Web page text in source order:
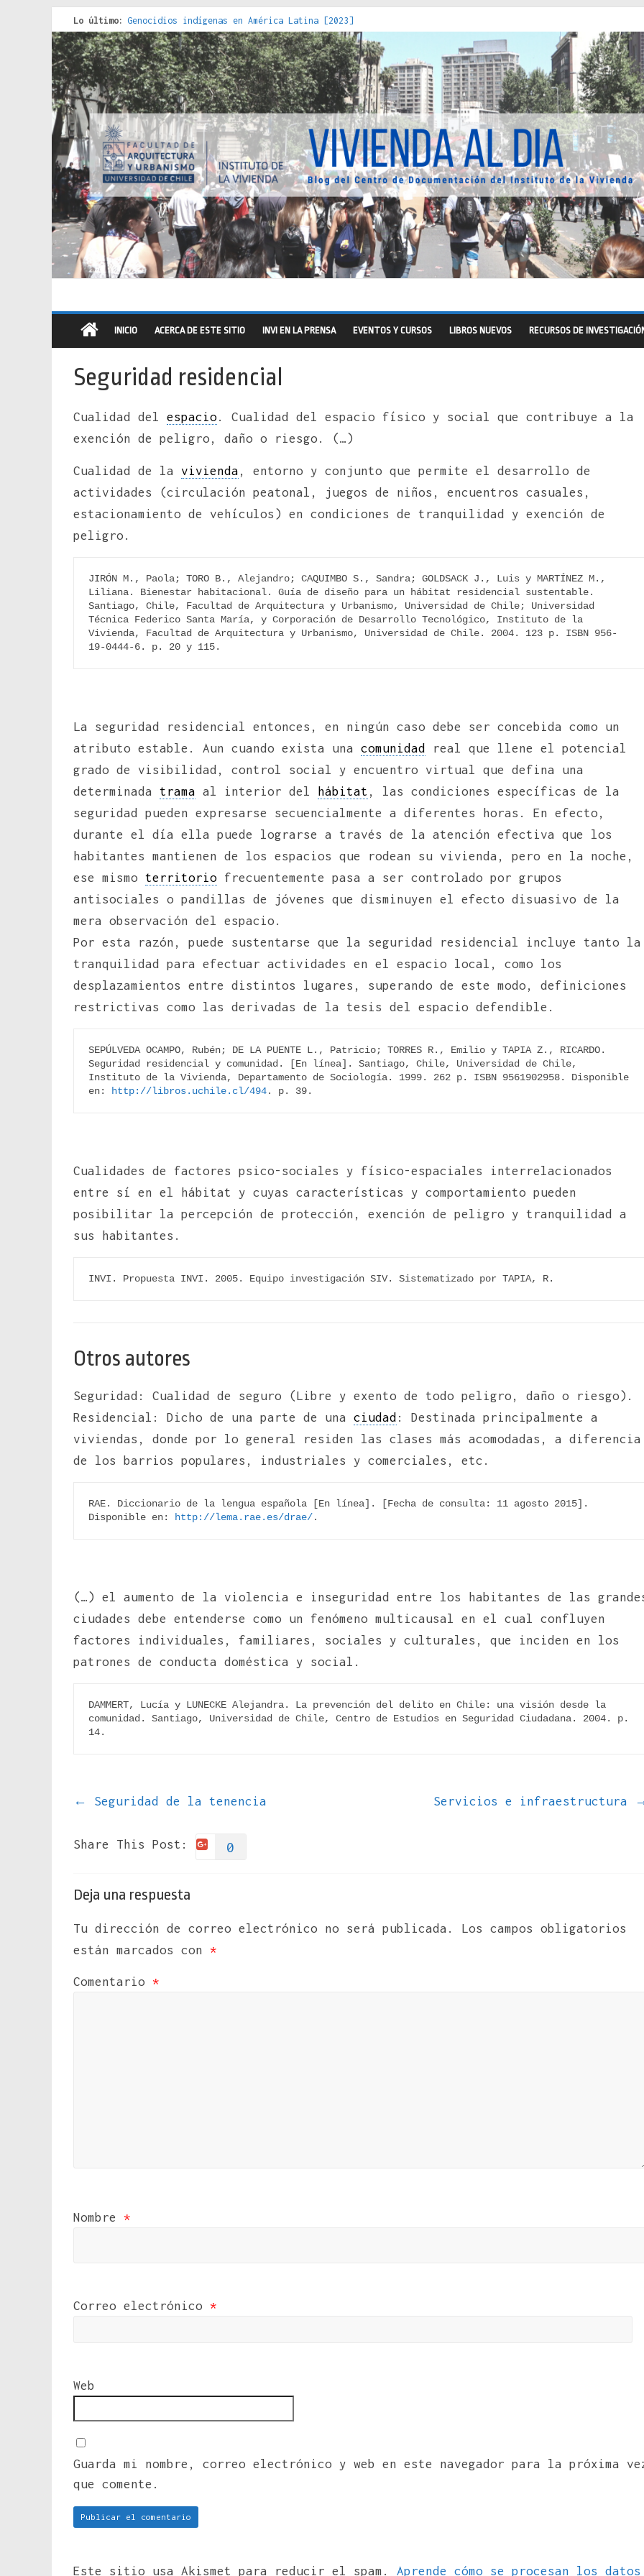
Lo último: Genocidios indígenas en América Latina [2023]
Estudios sobre la espacialización de los Estados : políticas, prácticas y representaciones [2022]
Donde el pedernal choca con el acero : hacia una teoría crítica de las fronteras latinoamericanas
Criterios técnicos para una vivienda adecuada [2019]
Red de consultorios de la Caja del Seguro Obrero en Santiago : un patrimonio emblemático [2014]
INICIO ACERCA DE ESTE SITIO INVI EN LA PRENSA EVENTOS Y CURSOS LIBROS NUEVOS RECURSOS DE
Seguridad residencial
Cualidad del espacio. Cualidad del espacio físico y social que contribuye a la
exención de peligro, daño o riesgo. (…)
Cualidad de la vivienda , entorno y conjunto que permite el desarrollo de
actividades (circulación peatonal, juegos de niños, encuentros casuales,
estacionamiento de vehículos) en condiciones de tranquilidad y exención de
peligro.
JIRÓN M., Paola; TORO B., Alejandro; CAQUIMBO S., Sandra; GOLDSACK J., Luis y MARTÍNEZ M.,
Liliana. Bienestar habitacional. Guía de diseño para un hábitat residencial sustentable.
Santiago, Chile, Facultad de Arquitectura y Urbanismo, Universidad de Chile; Universidad
Técnica Federico Santa María, y Corporación de Desarrollo Tecnológico, Instituto de la
Vivienda, Facultad de Arquitectura y Urbanismo, Universidad de Chile. 2004. 123 p. ISBN 956-
19-0444-6. p. 20 y 115.
La seguridad residencial entonces, en ningún caso debe ser concebida como un
atributo estable. Aun cuando exista una comunidad real que llene el potencial
grado de visibilidad, control social y encuentro virtual que defina una
determinada trama al interior del hábitat , las condiciones específicas de la
seguridad pueden expresarse secuencialmente a diferentes horas. En efecto,
durante el día ella puede lograrse a través de la atención efectiva que los
habitantes mantienen de los espacios que rodean su vivienda, pero en la noche,
ese mismo territorio frecuentemente pasa a ser controlado por grupos
antisociales o pandillas de jóvenes que disminuyen el efecto disuasivo de la
mera observación del espacio.
Por esta razón, puede sustentarse que la seguridad residencial incluye tanto la
tranquilidad para efectuar actividades en el espacio local, como los
desplazamientos entre distintos lugares, superando de este modo, definiciones
restrictivas como las derivadas de la tesis del espacio defendible.
SEPÚLVEDA OCAMPO, Rubén; DE LA PUENTE L., Patricio; TORRES R., Emilio y TAPIA Z., RICARDO.
Seguridad residencial y comunidad. [En línea]. Santiago, Chile, Universidad de Chile,
Instituto de la Vivienda, Departamento de Sociología. 1999. 262 p. ISBN 9561902958. Disponible
en:
http://libros.uchile.cl/494. p. 39.
Cualidades de factores psico-sociales y físico-espaciales interrelacionados
entre sí en el hábitat y cuyas características y comportamiento pueden
posibilitar la percepción de protección, exención de peligro y tranquilidad a
sus habitantes.
INVI. Propuesta INVI. 2005. Equipo investigación SIV. Sistematizado por TAPIA, R.
Otros autores
Seguridad: Cualidad de seguro (Libre y exento de todo peligro, daño o riesgo).
Residencial: Dicho de una parte de una ciudad : Destinada principalmente a
viviendas, donde por lo general residen las clases más acomodadas, a diferencia
de los barrios populares, industriales y comerciales, etc.
RAE. Diccionario de la lengua española [En línea]. [Fecha de consulta: 11 agosto 2015].
Disponible en:
http://lema.rae.es/drae/.
(…) el aumento de la violencia e inseguridad entre los habitantes de las
ciudades debe entenderse como un fenómeno multicausal en el cual confluyen
factores individuales, familiares, sociales y culturales, que inciden en los
patrones de conducta doméstica y social.
DAMMERT, Lucía y LUNECKE Alejandra. La prevención del delito en Chile: una visión desde la
comunidad. Santiago, Universidad de Chile, Centro de Estudios en Seguridad Ciudadana. 2004. p.
14.
← Seguridad de la tenencia Servicios e infraestructura
Share This Post: 0
Deja una respuesta
Tu dirección de correo electrónico no será publicada.
Los campos obligatorios
están marcados con *
Comentario *
Nombre *
Correo electrónico *
Web
Guarda mi nombre, correo electrónico y web en este navegador para la próxima
que comente.
Este sitio usa Akismet para reducir el spam. Aprende cómo se procesan los datos